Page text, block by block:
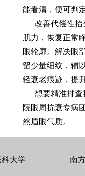
能看清，便可判
改善代偿性
肌力，恢复正常
眼轮廓。解决眼
留少量细纹，辅
轻衰老痕迹，提
想要精准排
院眼周抗衰专病
然眉眼气质。
大学 南